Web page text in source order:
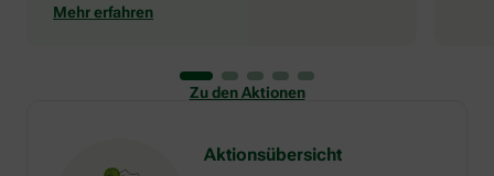
Mehr erfahren
Zu den Aktionen
Aktionsübersicht